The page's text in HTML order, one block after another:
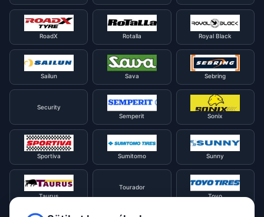
RoadX Rotalla Royal Black
Sailun Sava Sebring
Security
Semperit
Sonix
Sportiva Sumitomo Sunny
Taurus
Tourador
Toyo